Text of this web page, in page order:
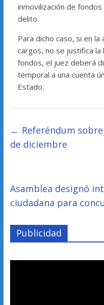
inmovilización de
delito.
Para dicho caso, si en
cargos, no se justifica
fondos, el juez deberá
temporal a una cuenta
Estado.
← Referéndum
de diciembre
Asamblea designó
ciudadana para
Publicidad